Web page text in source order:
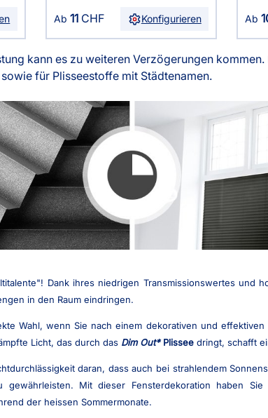
Ab 11CHF Konfigurieren Ab
kann es zu weiteren Verzögerungen
für Plisseestoffe mit Städtenamen.
Dank ihres niedrigen Transmissionswertes und
in den Raum eindringen.
Wahl, wenn Sie nach einem dekorativen und
Licht, das durch das Dim Out Plissee dringt, schafft
daran, dass auch bei strahlendem
gewährleisten. Mit dieser Fensterdekoration haben
der heissen Sommermonate.